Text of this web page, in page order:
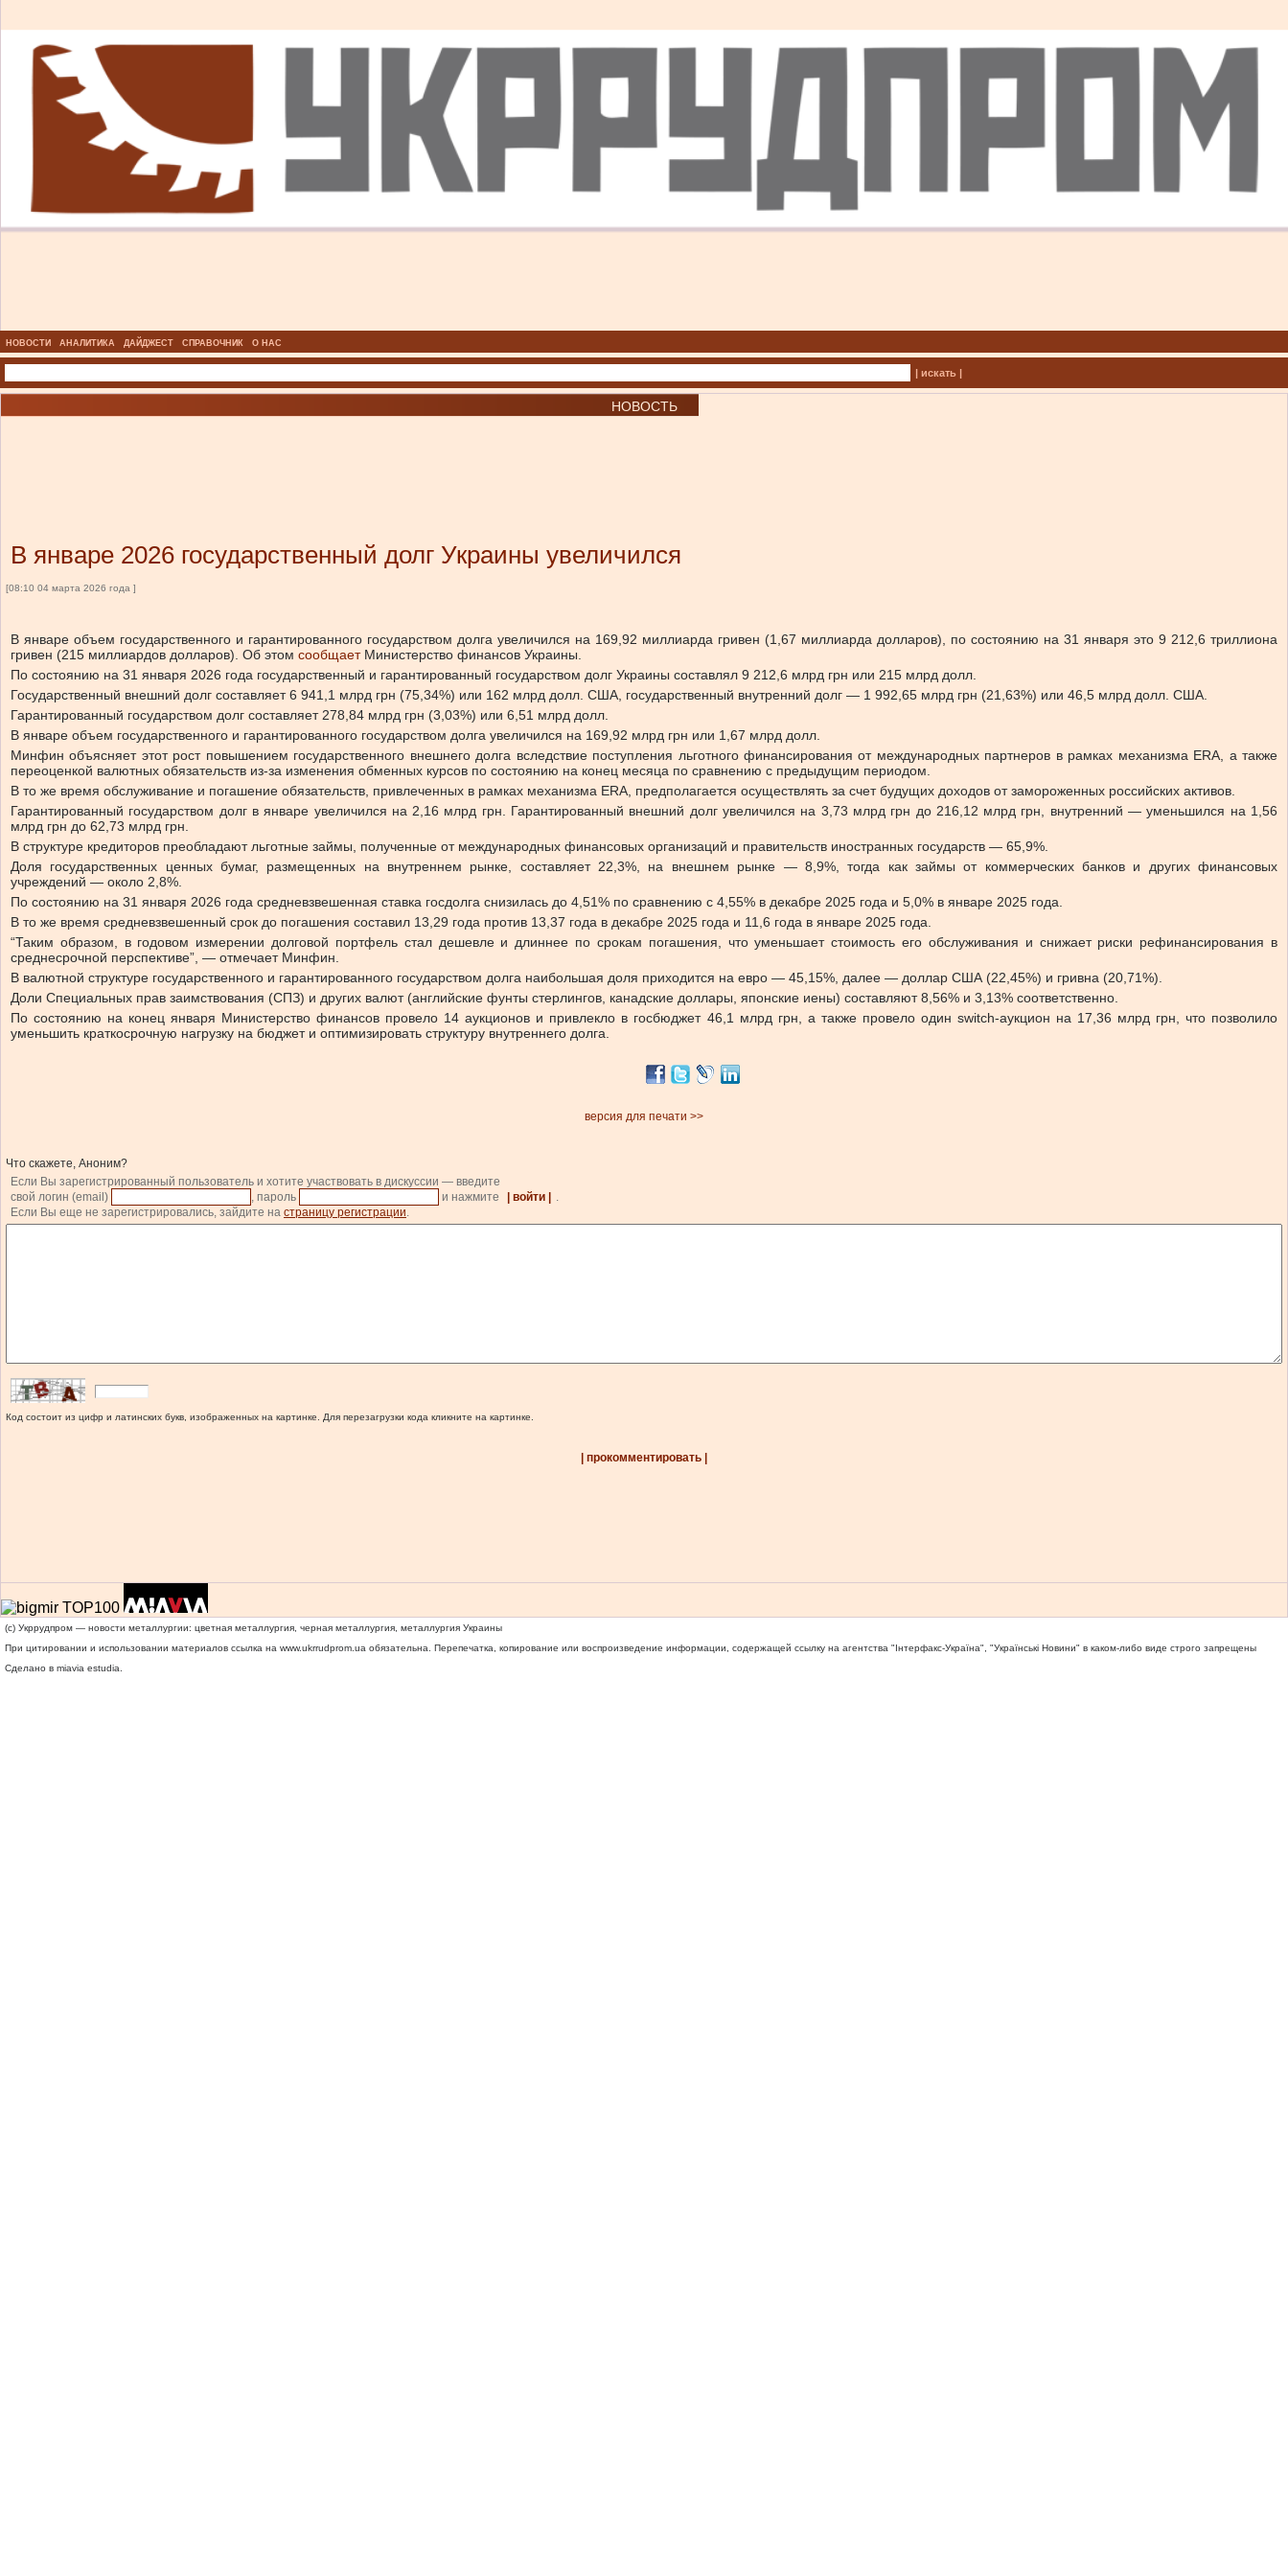
НОВОСТИ АНАЛИТИКА ДАЙДЖЕСТ СПРАВОЧНИК О НАС
| искать |
НОВОСТЬ
В январе 2026 государственный долг Украины увеличился
[08:10 04 марта 2026 года ]
В январе объем государственного и гарантированного государством долга увеличился на 169,92 миллиарда гривен (1,67 миллиарда долларов), по состоянию на 31 января это 9 212,6 триллиона
гривен (215 миллиардов долларов). Об этом сообщает Министерство финансов Украины.
По состоянию на 31 января 2026 года государственный и гарантированный государством долг Украины составлял 9 212,6 млрд грн или 215 млрд долл.
Государственный внешний долг составляет 6 941,1 млрд грн (75,34%) или 162 млрд долл. США, государственный внутренний долг — 1 992,65 млрд грн (21,63%) или 46,5 млрд долл. США.
Гарантированный государством долг составляет 278,84 млрд грн (3,03%) или 6,51 млрд долл.
В январе объем государственного и гарантированного государством долга увеличился на 169,92 млрд грн или 1,67 млрд долл.
Минфин объясняет этот рост повышением государственного внешнего долга вследствие поступления льготного финансирования от международных партнеров в рамках механизма ERA, а также
переоценкой валютных обязательств из-за изменения обменных курсов по состоянию на конец месяца по сравнению с предыдущим периодом.
В то же время обслуживание и погашение обязательств, привлеченных в рамках механизма ERA, предполагается осуществлять за счет будущих доходов от замороженных российских активов.
Гарантированный государством долг в январе увеличился на 2,16 млрд грн. Гарантированный внешний долг увеличился на 3,73 млрд грн до 216,12 млрд грн, внутренний — уменьшился на 1,56
млрд грн до 62,73 млрд грн.
В структуре кредиторов преобладают льготные займы, полученные от международных финансовых организаций и правительств иностранных государств — 65,9%.
Доля государственных ценных бумаг, размещенных на внутреннем рынке, составляет 22,3%, на внешнем рынке — 8,9%, тогда как займы от коммерческих банков и других финансовых
учреждений — около 2,8%.
По состоянию на 31 января 2026 года средневзвешенная ставка госдолга снизилась до 4,51% по сравнению с 4,55% в декабре 2025 года и 5,0% в январе 2025 года.
В то же время средневзвешенный срок до погашения составил 13,29 года против 13,37 года в декабре 2025 года и 11,6 года в январе 2025 года.
“Таким образом, в годовом измерении долговой портфель стал дешевле и длиннее по срокам погашения, что уменьшает стоимость его обслуживания и снижает риски рефинансирования в
среднесрочной перспективе”, — отмечает Минфин.
В валютной структуре государственного и гарантированного государством долга наибольшая доля приходится на евро — 45,15%, далее — доллар США (22,45%) и гривна (20,71%).
Доли Специальных прав заимствования (СПЗ) и других валют (английские фунты стерлингов, канадские доллары, японские иены) составляют 8,56% и 3,13% соответственно.
По состоянию на конец января Министерство финансов провело 14 аукционов и привлекло в госбюджет 46,1 млрд грн, а также провело один switch-аукцион на 17,36 млрд грн, что позволило
уменьшить краткосрочную нагрузку на бюджет и оптимизировать структуру внутреннего долга.
версия для печати >>
Что скажете, Аноним?
Если Вы зарегистрированный пользователь и хотите участвовать в дискуссии — введите
свой логин (email)
, пароль и нажмите | войти |
.
Если Вы еще не зарегистрировались, зайдите на страницу регистрации.
Код состоит из цифр и латинских букв, изображенных на картинке. Для перезагрузки кода кликните на картинке.
| прокомментировать |
(c) Укррудпром — новости металлургии: цветная металлургия, черная металлургия, металлургия Украины
При цитировании и использовании материалов ссылка на www.ukrrudprom.ua обязательна. Перепечатка, копирование или воспроизведение информации, содержащей ссылку на агентства "Iнтерфакс-Україна", "Українськi Новини" в каком-либо виде строго запрещены
Сделано в miavia estudia.